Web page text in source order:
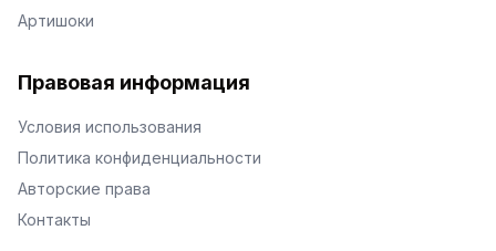
Артишоки
Правовая информация
Условия использования
Политика конфиденциальности
Авторские права
Контакты